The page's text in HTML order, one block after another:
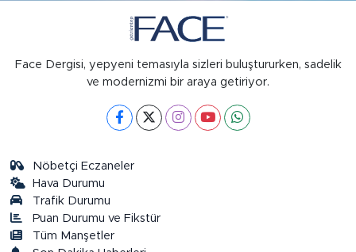
Face Dergisi, yepyeni temasıyla sizleri buluştururken, sadelik
ve modernizmi bir araya getiriyor.
Nöbetçi Eczaneler
Hava Durumu
Trafik Durumu
Puan Durumu ve Fikstür
Tüm Manşetler